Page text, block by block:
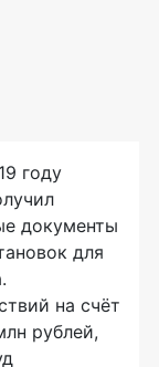
году
документы
для
на счёт
рублей,